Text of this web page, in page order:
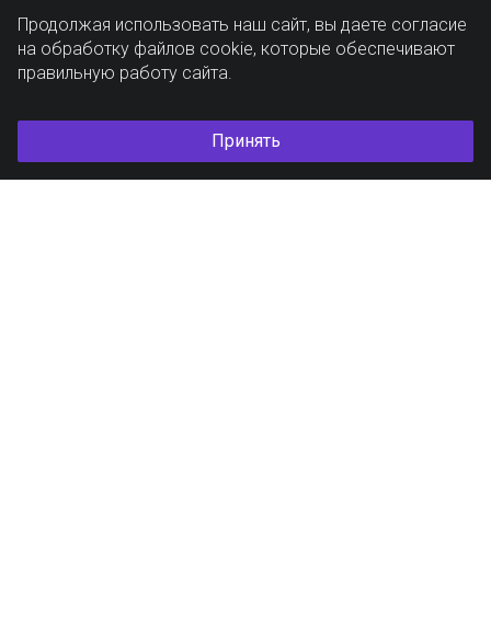
Продолжая использовать наш сайт, вы даете согласие
на обработку файлов cookie, которые обеспечивают
правильную работу сайта.
Принять